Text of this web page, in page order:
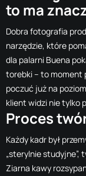
to ma
Dobra fotografia
narzędzie, które
dla palarni Buena
torebki – to moment
poczuć już na
klient widzi nie tylko
Proces
Każdy kadr był
„sterylnie studyjne”,
Ziarna kawy